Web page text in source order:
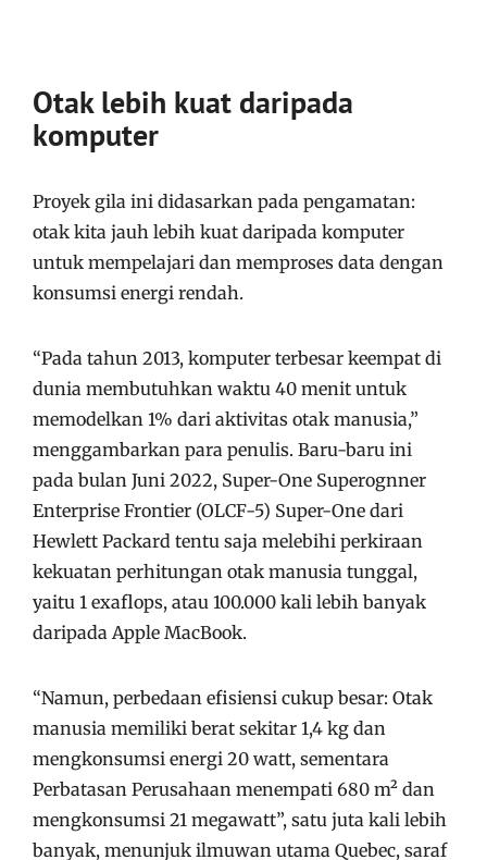
Otak lebih kuat daripada
komputer
Proyek gila ini didasarkan pada pengamatan:
otak kita jauh lebih kuat daripada komputer
untuk mempelajari dan memproses data dengan
konsumsi energi rendah.
“Pada tahun 2013, komputer terbesar keempat di
dunia membutuhkan waktu 40 menit untuk
memodelkan 1% dari aktivitas otak manusia,”
menggambarkan para penulis. Baru-baru ini
pada bulan Juni 2022, Super-One Superognner
Enterprise Frontier (OLCF-5) Super-One dari
Hewlett Packard tentu saja melebihi perkiraan
kekuatan perhitungan otak manusia tunggal,
yaitu 1 exaflops, atau 100.000 kali lebih banyak
daripada Apple MacBook.
“Namun, perbedaan efisiensi cukup besar: Otak
manusia memiliki berat sekitar 1,4 kg dan
mengkonsumsi energi 20 watt, sementara
Perbatasan Perusahaan menempati 680 m² dan
mengkonsumsi 21 megawatt”, satu juta kali lebih
banyak, menunjuk ilmuwan utama Quebec, saraf